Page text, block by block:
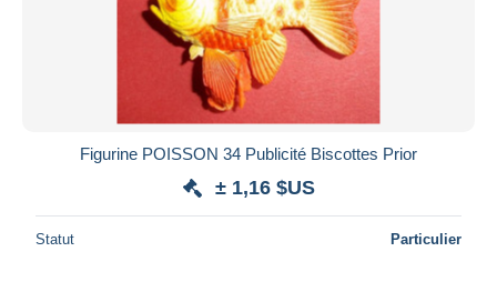
Figurine POISSON 34 Publicité Biscottes Prior
± 1,16 $US
Statut Particulier